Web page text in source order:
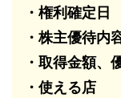
・権利確定日
・株主優待内
・取得金額、
・使える店